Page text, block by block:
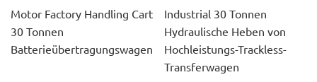
Motor Factory Handling Cart
30 Tonnen
Batterieübertragungswagen
Industrial 30 Tonnen
Hydraulische Heben von
Hochleistungs-Trackless-
Transferwagen